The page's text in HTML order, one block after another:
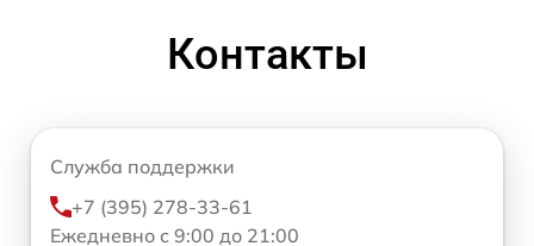
Контакты
Служба поддержки
+7 (395) 278-33-61
Ежедневно с 9:00 до 21:00